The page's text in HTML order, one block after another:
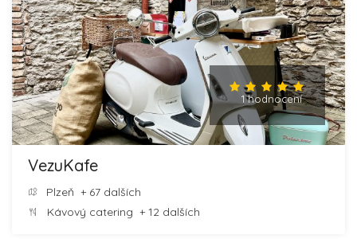
1 hodnocení
VezuKafe
Plzeň + 67 dalších
Kávový catering + 12 dalších